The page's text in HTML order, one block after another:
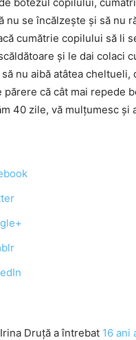
nu se încălzește și să nu
cumătrie copilului să li
și le dai colaci
nu aibă atâtea
părere că cât mai repede
40 zile, vă mulțumesc și
Irina Druță a întrebat 16 ani